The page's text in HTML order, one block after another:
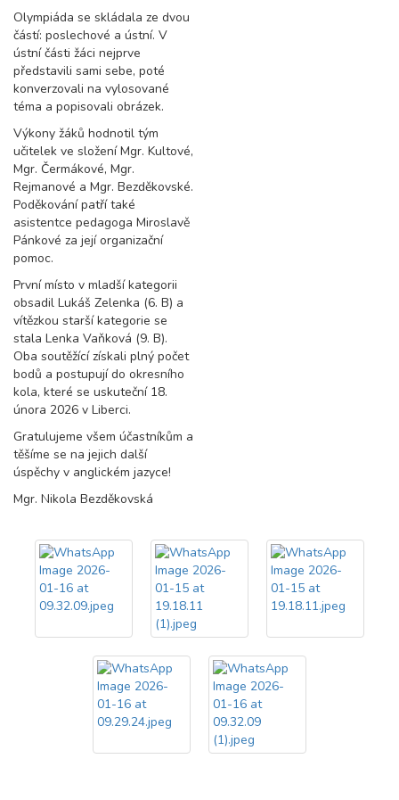
Olympiáda se skládala ze dvou
částí: poslechové a ústní. V
ústní části žáci nejprve
představili sami sebe, poté
konverzovali na vylosované
téma a popisovali obrázek.
Výkony žáků hodnotil tým
učitelek ve složení Mgr. Kultové,
Mgr. Čermákové, Mgr.
Rejmanové a Mgr. Bezděkovské.
Poděkování patří také
asistentce pedagoga Miroslavě
Pánkové za její organizační
pomoc.
První místo v mladší kategorii
obsadil Lukáš Zelenka (6. B) a
vítězkou starší kategorie se
stala Lenka Vaňková (9. B).
Oba soutěžící získali plný počet
bodů a postupují do okresního
kola, které se uskuteční 18.
února 2026 v Liberci.
Gratulujeme všem účastníkům a
těšíme se na jejich další
úspěchy v anglickém jazyce!
Mgr. Nikola Bezděkovská